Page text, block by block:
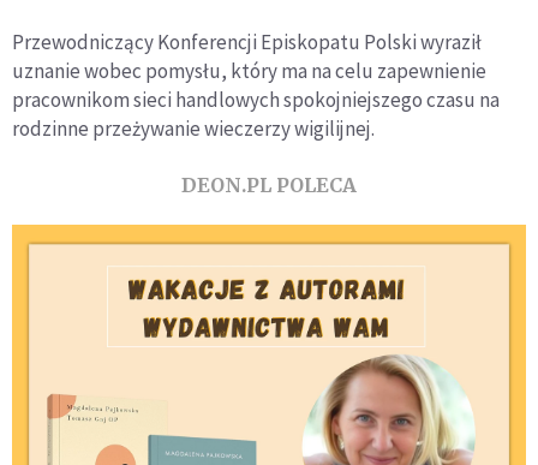
Przewodniczący Konferencji Episkopatu Polski wyraził
uznanie wobec pomysłu, który ma na celu zapewnienie
pracownikom sieci handlowych spokojniejszego czasu na
rodzinne przeżywanie wieczerzy wigilijnej.
DEON.PL POLECA